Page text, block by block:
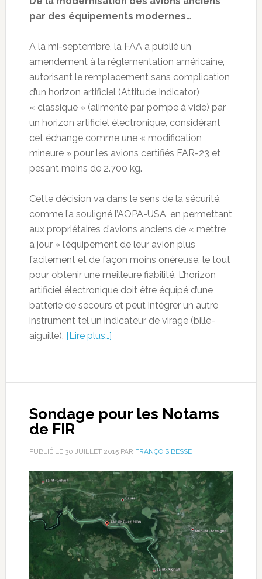
par des équipements modernes…
A la mi-septembre, la FAA a publié un
amendement à la réglementation américaine,
autorisant le remplacement sans complication
d’un horizon artificiel (Attitude Indicator)
« classique » (alimenté par pompe à vide) par
un horizon artificiel électronique, considérant
cet échange comme une « modification
mineure » pour les avions certifiés FAR-23 et
pesant moins de 2.700 kg.
Cette décision va dans le sens de la sécurité,
comme l’a souligné l’AOPA-USA, en permettant
aux propriétaires d’avions anciens de « mettre
à jour » l’équipement de leur avion plus
facilement et de façon moins onéreuse, le tout
pour obtenir une meilleure fiabilité. L’horizon
artificiel électronique doit être équipé d’une
batterie de secours et peut intégrer un autre
instrument tel un indicateur de virage (bille-
aiguille). [Lire plus…]
Sondage pour les Notams
de FIR
PUBLIÉ LE 30 JUILLET 2015PAR FRANÇOIS BESSE